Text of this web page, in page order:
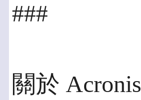
###
關於 Acronis